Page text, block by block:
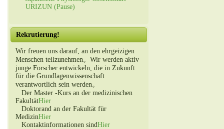
URIZUN (Pause)
Rekrutierung!
Wir freuen uns darauf, an den ehrgeizigen
Menschen teilzunehmen。Wir werden aktiv
junge Forscher entwickeln, die in Zukunft
für die Grundlagenwissenschaft
verantwortlich sein werden。
Der Master -Kurs an der medizinischen
FakultätHier
Doktorand an der Fakultät für
MedizinHier
Kontaktinformationen sindHier